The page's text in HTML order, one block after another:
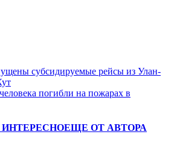
субсидируемые рейсы из Улан-
погибли на пожарах в
ЕЩЕ ОТ АВТОРА